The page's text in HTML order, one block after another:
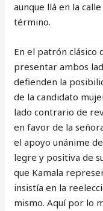
aunque llá en la
término.
En el patrón
presentar ambos
defienden la
de la candidato
lado contrario de
en favor de la
el apoyo unánime
legre y positiva de
que Kamala
insistía en la
mismo. Aquí por lo